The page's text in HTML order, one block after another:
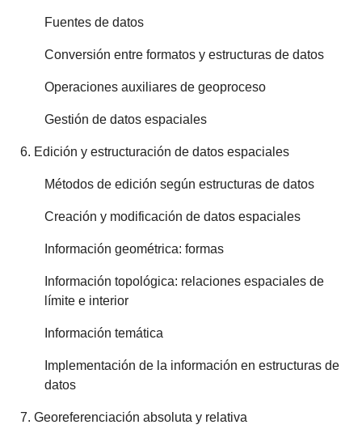
Fuentes de datos
Conversión entre formatos y estructuras de datos
Operaciones auxiliares de geoproceso
Gestión de datos espaciales
6. Edición y estructuración de datos espaciales
Métodos de edición según estructuras de datos
Creación y modificación de datos espaciales
Información geométrica: formas
Información topológica: relaciones espaciales de
límite e interior
Información temática
Implementación de la información en estructuras de
datos
7. Georeferenciación absoluta y relativa